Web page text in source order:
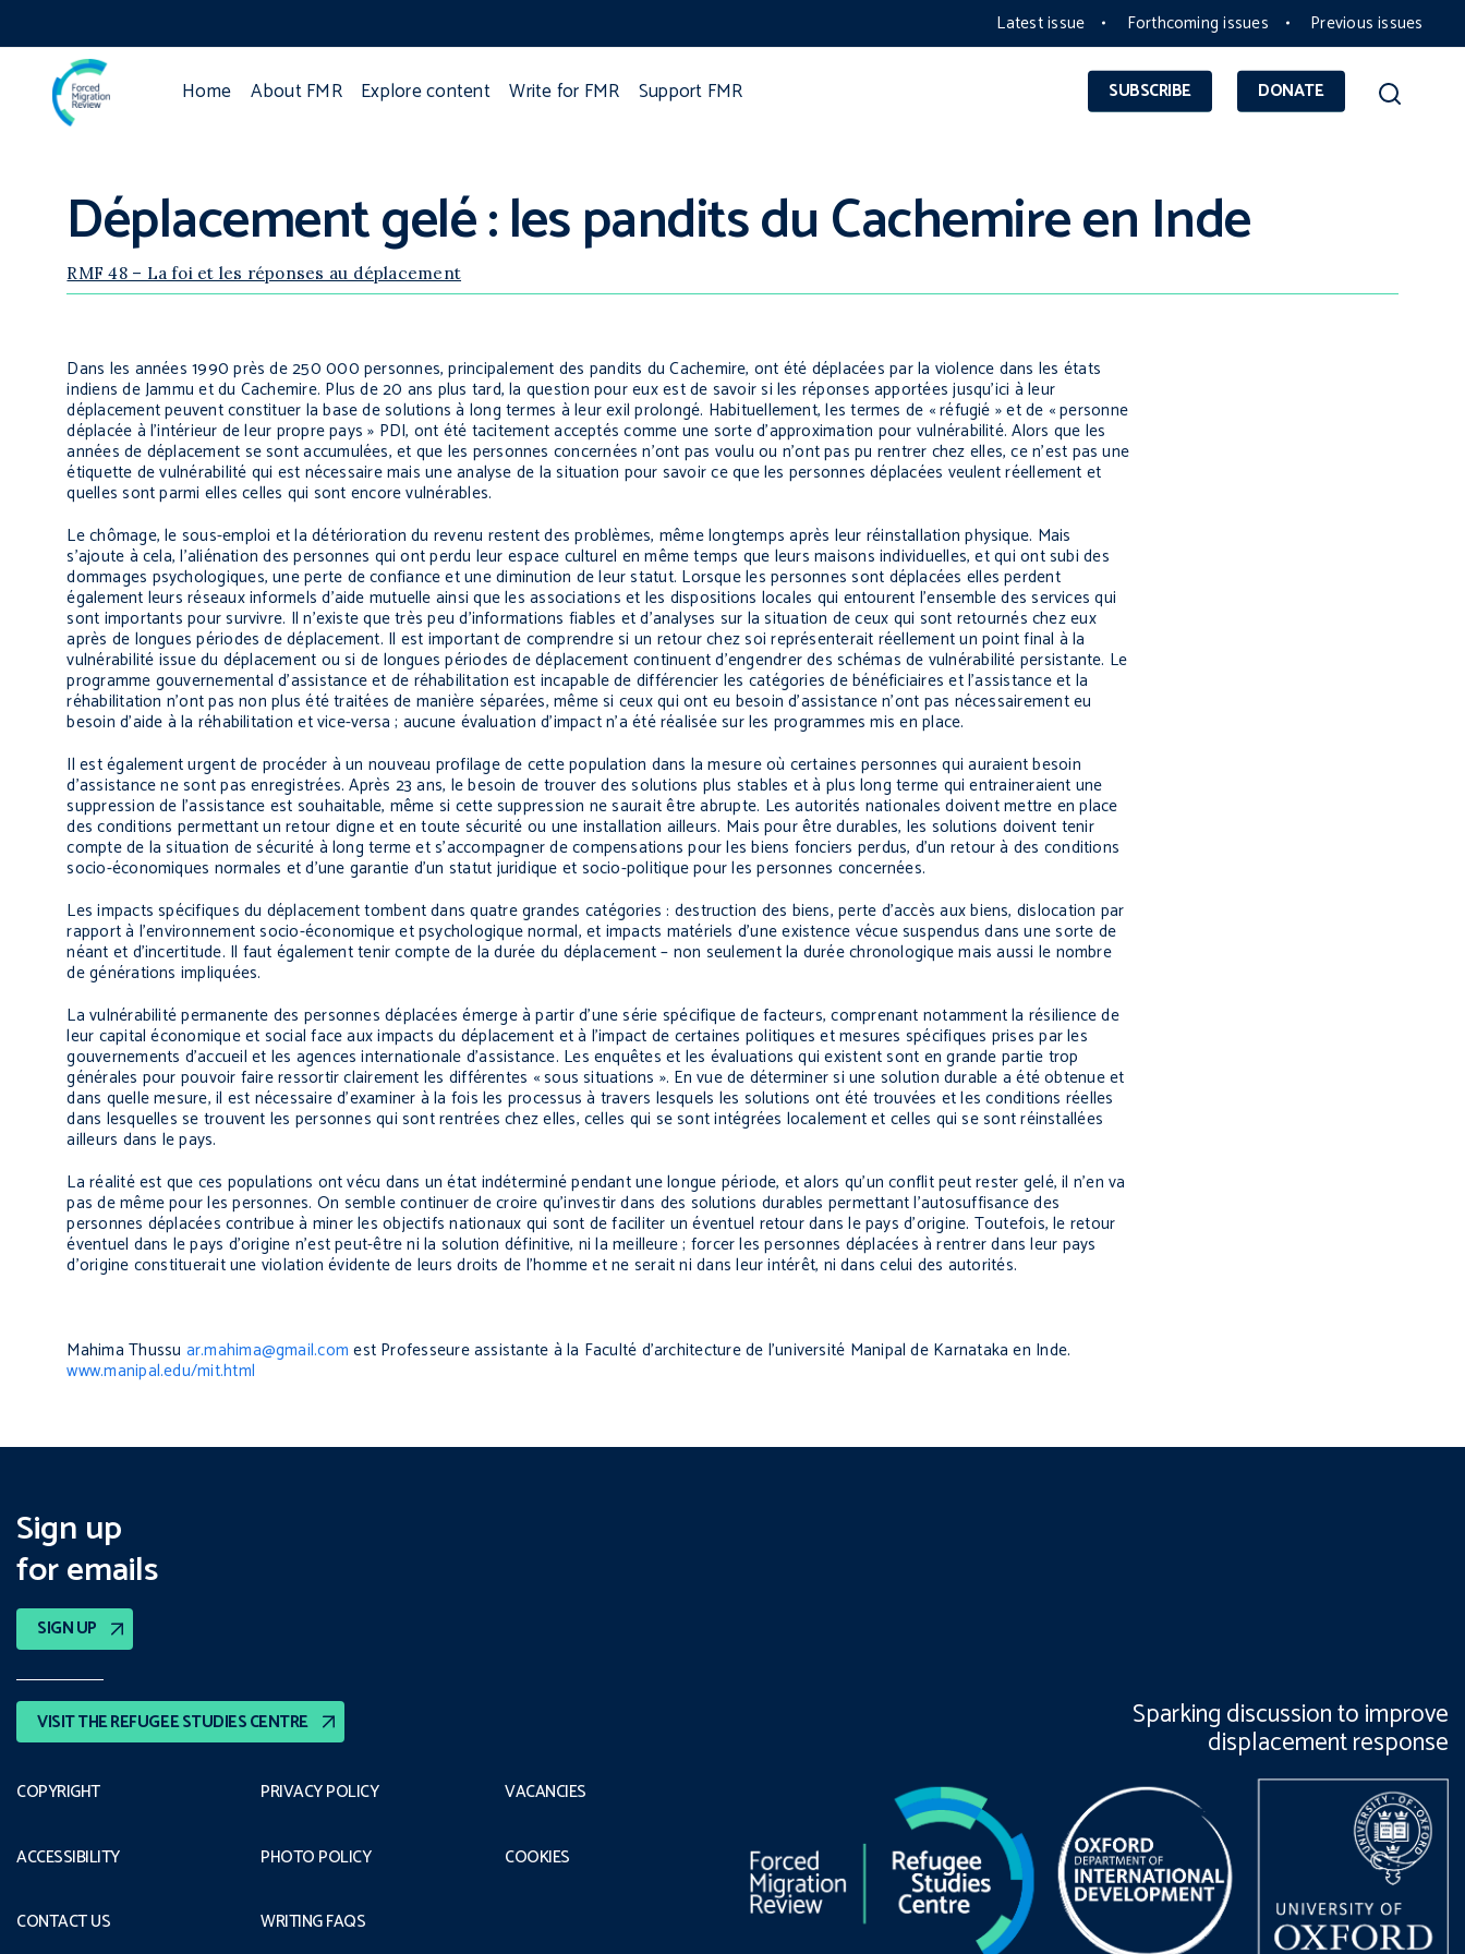
Latest issue Forthcoming issues Previous issues
SUBSCRIBE DONATE
Home About FMR Explore content Write for FMR Support FMR
Déplacement gelé : les pandits du Cachemire en Inde
RMF 48 – La foi et les réponses au déplacement
Dans les années 1990 près de 250 000 personnes, principalement des pandits du Cachemire, ont été déplacées par la violence dans les états
indiens de Jammu et du Cachemire. Plus de 20 ans plus tard, la question pour eux est de savoir si les réponses apportées jusqu’ici à leur
déplacement peuvent constituer la base de solutions à long termes à leur exil prolongé. Habituellement, les termes de « réfugié » et de « personne
déplacée à l’intérieur de leur propre pays » PDI, ont été tacitement acceptés comme une sorte d’approximation pour vulnérabilité. Alors que les
années de déplacement se sont accumulées, et que les personnes concernées n’ont pas voulu ou n’ont pas pu rentrer chez elles, ce n’est pas une
étiquette de vulnérabilité qui est nécessaire mais une analyse de la situation pour savoir ce que les personnes déplacées veulent réellement et
quelles sont parmi elles celles qui sont encore vulnérables.
Le chômage, le sous-emploi et la détérioration du revenu restent des problèmes, même longtemps après leur réinstallation physique. Mais
s’ajoute à cela, l’aliénation des personnes qui ont perdu leur espace culturel en même temps que leurs maisons individuelles, et qui ont subi des
dommages psychologiques, une perte de confiance et une diminution de leur statut. Lorsque les personnes sont déplacées elles perdent
également leurs réseaux informels d’aide mutuelle ainsi que les associations et les dispositions locales qui entourent l’ensemble des services qui
sont importants pour survivre. Il n’existe que très peu d’informations fiables et d’analyses sur la situation de ceux qui sont retournés chez eux
après de longues périodes de déplacement. Il est important de comprendre si un retour chez soi représenterait réellement un point final à la
vulnérabilité issue du déplacement ou si de longues périodes de déplacement continuent d’engendrer des schémas de vulnérabilité persistante. Le
programme gouvernemental d’assistance et de réhabilitation est incapable de différencier les catégories de bénéficiaires et l’assistance et la
réhabilitation n’ont pas non plus été traitées de manière séparées, même si ceux qui ont eu besoin d’assistance n’ont pas nécessairement eu
besoin d’aide à la réhabilitation et vice-versa ; aucune évaluation d’impact n’a été réalisée sur les programmes mis en place.
Il est également urgent de procéder à un nouveau profilage de cette population dans la mesure où certaines personnes qui auraient besoin
d’assistance ne sont pas enregistrées. Après 23 ans, le besoin de trouver des solutions plus stables et à plus long terme qui entraineraient une
suppression de l’assistance est souhaitable, même si cette suppression ne saurait être abrupte. Les autorités nationales doivent mettre en place
des conditions permettant un retour digne et en toute sécurité ou une installation ailleurs. Mais pour être durables, les solutions doivent tenir
compte de la situation de sécurité à long terme et s’accompagner de compensations pour les biens fonciers perdus, d’un retour à des conditions
socio-économiques normales et d’une garantie d’un statut juridique et socio-politique pour les personnes concernées.
Les impacts spécifiques du déplacement tombent dans quatre grandes catégories : destruction des biens, perte d’accès aux biens, dislocation par
rapport à l’environnement socio-économique et psychologique normal, et impacts matériels d’une existence vécue suspendus dans une sorte de
néant et d’incertitude. Il faut également tenir compte de la durée du déplacement – non seulement la durée chronologique mais aussi le nombre
de générations impliquées.
La vulnérabilité permanente des personnes déplacées émerge à partir d’une série spécifique de facteurs, comprenant notamment la résilience de
leur capital économique et social face aux impacts du déplacement et à l’impact de certaines politiques et mesures spécifiques prises par les
gouvernements d’accueil et les agences internationale d’assistance. Les enquêtes et les évaluations qui existent sont en grande partie trop
générales pour pouvoir faire ressortir clairement les différentes « sous situations ». En vue de déterminer si une solution durable a été obtenue et
dans quelle mesure, il est nécessaire d’examiner à la fois les processus à travers lesquels les solutions ont été trouvées et les conditions réelles
dans lesquelles se trouvent les personnes qui sont rentrées chez elles, celles qui se sont intégrées localement et celles qui se sont réinstallées
ailleurs dans le pays.
La réalité est que ces populations ont vécu dans un état indéterminé pendant une longue période, et alors qu’un conflit peut rester gelé, il n’en va
pas de même pour les personnes. On semble continuer de croire qu’investir dans des solutions durables permettant l’autosuffisance des
personnes déplacées contribue à miner les objectifs nationaux qui sont de faciliter un éventuel retour dans le pays d’origine. Toutefois, le retour
éventuel dans le pays d’origine n’est peut-être ni la solution définitive, ni la meilleure ; forcer les personnes déplacées à rentrer dans leur pays
d’origine constituerait une violation évidente de leurs droits de l’homme et ne serait ni dans leur intérêt, ni dans celui des autorités.
Mahima Thussu ar.mahima@gmail.com est Professeure assistante à la Faculté d’architecture de l’université Manipal de Karnataka en Inde.
www.manipal.edu/mit.html
Sign up
for emails
SIGN UP
VISIT THE REFUGEE STUDIES CENTRE Sparking discussion to improve
displacement response
COPYRIGHT
ACCESSIBILITY
CONTACT US
PRIVACY POLICY
PHOTO POLICY
WRITING FAQS
VACANCIES
COOKIES